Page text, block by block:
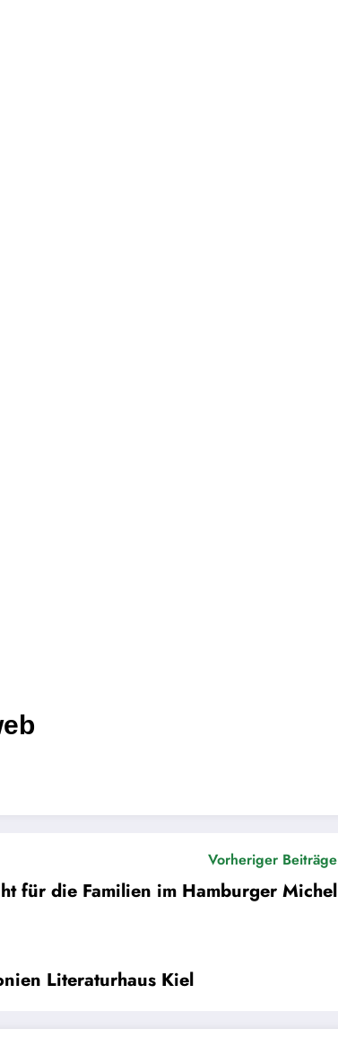
Vorheriger Beiträge
für die Familien im Hamburger Michel
Literaturhaus Kiel